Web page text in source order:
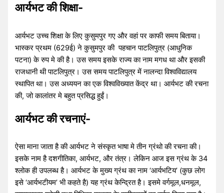
आर्यभट कीशिक्षा-
आर्यभट उच्च शिक्षा के लिए कुसुमपुर गए और वहां पर काफी समय बिताया।
भास्कर प्रथम (629ई) ने कुसुमपुर की पहचान पाटलिपुत्र (आधुनिक
पटना) के रुप मे की है। उस समय इसके राज्य का नाम मगध था और इसकी
राजधानी थी पाटलिपुत्र। उस समय पाटलिपुत्र में नालन्दा विश्वविद्यालय
स्थापित था। उस अध्ययन का एक विश्वविख्यात केंद्र था। आर्यभट की रचना
की, जो कालांतर मे बहुत प्रसिद्ध हुईं।
आर्यभट की रचनाएं-
ऐसा माना जाता है की आर्यभट ने संस्कृत भाषा मे तीन ग्रंथो की रचना की।
इसके नाम है दशगीतिका, आर्यभट, और तंत्र। लेकिन आज इस ग्रंथ के 34
श्लोक ही उपलब्ध है। आर्यभट के मुख्य ग्रंथ का नाम ‘आर्यभटिय’ (कुछ लोग
इसे ‘आर्यभटीयम’ भी कहते है) यह ग्रंथ केन्द्रित है। इसमे वर्गमूल,धनमूल,